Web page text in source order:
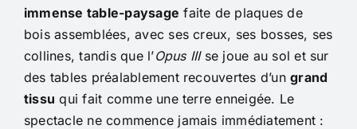
immense table-paysage faite de plaques de
bois assemblées, avec ses creux, ses bosses, ses
collines, tandis que l’Opus IIIse joue au sol et sur
des tables préalablement recouvertes d’ungrand
tissu qui fait comme une terre enneigée. Le
spectacle ne commence jamais immédiatement :